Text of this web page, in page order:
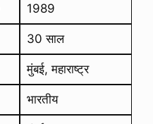
1989
30 साल
मुंबई, महाराष्ट्र
भारतीय